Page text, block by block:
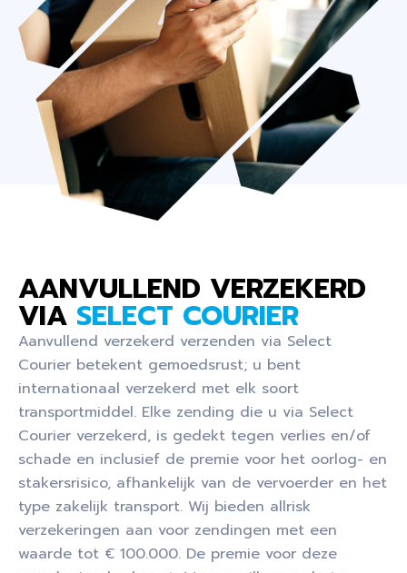
AANVULLEND VERZEKERD
VIA SELECT COURIER
Aanvullend verzekerd verzenden via Select
Courier betekent gemoedsrust; u bent
internationaal verzekerd met elk soort
transportmiddel. Elke zending die u via Select
Courier verzekerd, is gedekt tegen verlies en/of
schade en inclusief de premie voor het oorlog- en
stakersrisico, afhankelijk van de vervoerder en het
type zakelijk transport. Wij bieden allrisk
verzekeringen aan voor zendingen met een
waarde tot € 100.000. De premie voor deze